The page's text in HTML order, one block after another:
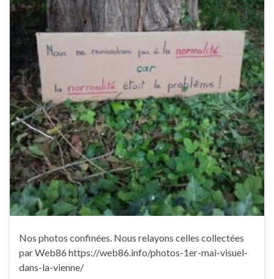
Nos photos confinées. Nous relayons celles collectées
par Web86 https://web86.info/photos-1er-mai-visuel-
dans-la-vienne/